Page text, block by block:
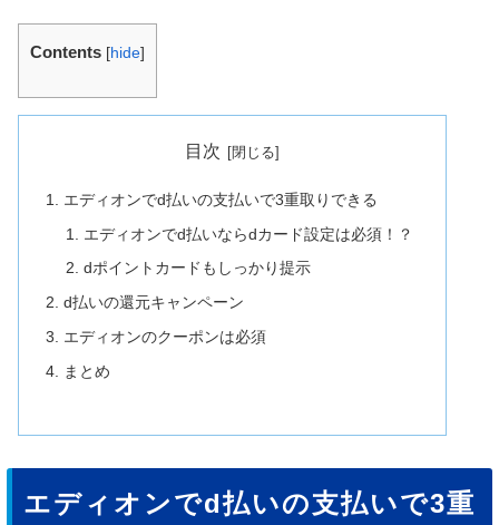
Contents [hide]
目次
エディオンでd払いの支払いで3重取りできる
エディオンでd払いならdカード設定は必須！？
dポイントカードもしっかり提示
d払いの還元キャンペーン
エディオンのクーポンは必須
まとめ
エディオンでd払いの支払いで3重